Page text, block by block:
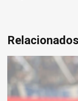
Relacionados